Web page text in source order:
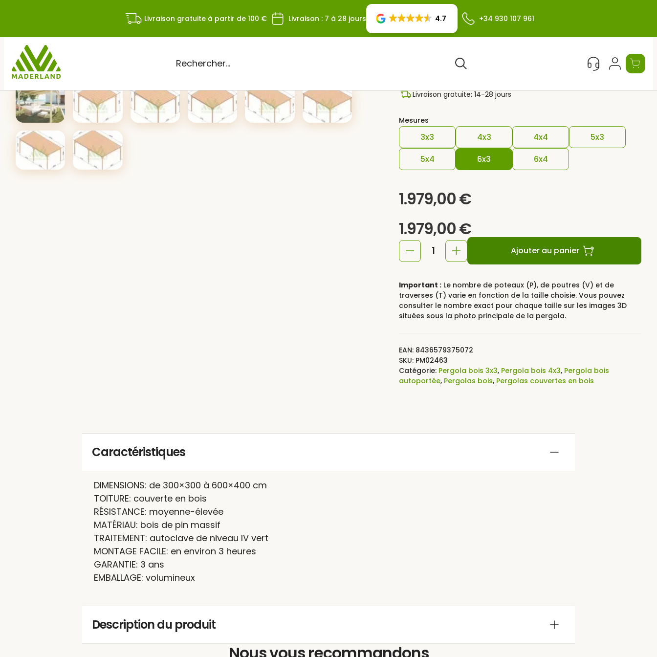
Livraison gratuite à partir de 100 € Livraison : 7 à 28 jours 4.7 +34 930 107 961
Rechercher
Rechercher
Pergola couverte bois DIJON
Livraison gratuite: 14-28 jours
Mesures
3x3 4x3 4x4
5x3
5x4
6x3 6x4
1.979,00€
1.979,00€
quantité
Pergola
couverte
bois
Ajouter au panier
Important : Le nombre de poteaux (P), de poutres (V) et de
traverses (T) varie en fonction de la taille choisie. Vous pouvez
consulter le nombre exact pour chaque taille sur les images 3D
situées sous la photo principale de la pergola.
EAN: 8436579375072
SKU: PM02463
Catégorie: Pergola bois 3x3, Pergola bois 4x3, Pergola bois
autoportée, Pergolas bois, Pergolas couvertes en bois
Caractéristiques
DIMENSIONS: de 300×300 à 600×400 cm
TOITURE: couverte en bois
RÉSISTANCE: moyenne-élevée
MATÉRIAU: bois de pin massif
TRAITEMENT: autoclave de niveau IV vert
MONTAGE FACILE: en environ 3 heures
GARANTIE: 3 ans
EMBALLAGE: volumineux
Description du produit